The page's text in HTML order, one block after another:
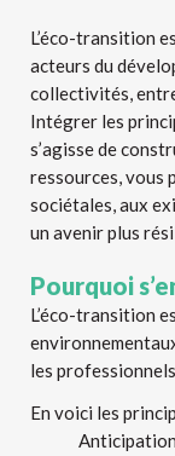
L’éco-transition
acteurs du
collectivités,
Intégrer les
s’agisse de
ressources, vous
sociétales, aux
un avenir plus
Pourquoi
L’éco-transition
les
En voici les